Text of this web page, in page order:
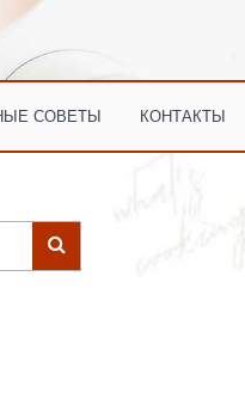
СОВЕТЫ КОНТАКТЫ